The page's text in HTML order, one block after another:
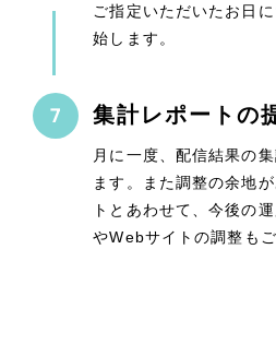
ご指定いただいたお日
始します。
集計レポートの
月に一度、配信結果の
ます。また調整の余地
トとあわせて、今後の
やWebサイトの調整もご